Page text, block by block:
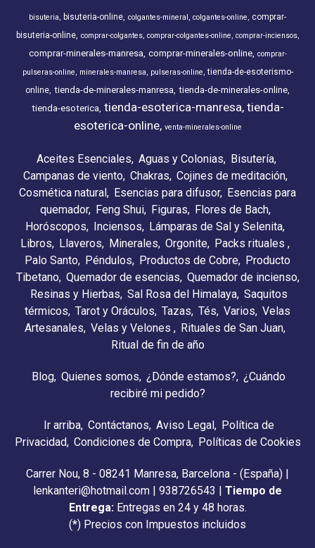
bisuteria bisuteria-online colgantes-mineral colgantes-online
comprar-
bisuteria-online comprar-colgantes comprar-colgantes-online comprar-inciensos
comprar-minerales-manresa comprar-minerales-online comprar-
pulseras-online
minerales-manresa pulseras-online tienda-de-esoterismo-
online tienda-de-minerales-manresa tienda-de-minerales-online
tienda-esoterica tienda-esoterica-manresa tienda-
esoterica-online venta-minerales-online
Aceites Esenciales Aguas y Colonias
Bisutería
Campanas de viento Chakras Cojines de meditación
Cosmética natural Esencias para difusor Esencias para
quemador
Feng Shui Figuras
Flores de Bach
Horóscopos
Inciensos
Lámparas de Sal y Selenita
Libros
Llaveros Minerales Orgonite Packs rituales
Palo Santo Péndulos Productos de Cobre Producto
Tibetano Quemador de esencias Quemador de incienso
Resinas y Hierbas Sal Rosa del Himalaya Saquitos
térmicos Tarot y Oráculos Tazas Tés Varios Velas
Artesanales Velas y Velones
Rituales de San Juan
Ritual de fin de año
Blog Quienes somos ¿Dónde estamos?
¿Cuándo
recibiré mi pedido?
Ir arriba Contáctanos Aviso Legal
Política de
Privacidad Condiciones de Compra Políticas de Cookies
Carrer Nou, 8 - 08241 Manresa, Barcelona - (España) |
lenkanteri@hotmail.com | 938726543 | Tiempo de
Entrega: Entregas en 24 y 48 horas.
(*) Precios con Impuestos incluidos